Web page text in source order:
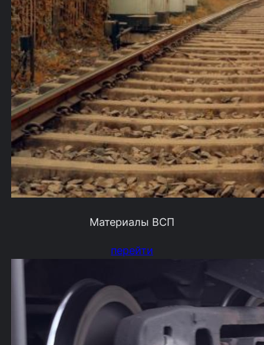
Материалы ВСП
перейти